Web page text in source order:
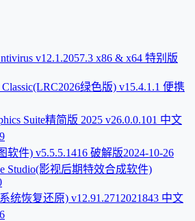
v12.1.2057.3 x86 & x64 特别版
绿色版) v15.4.1.1 便携
Suite精简版 2025 v26.0.0.101 中文
软件) v5.5.5.1416 破解版2024-10-26
Studio(影视后期特效合成软件)
统恢复还原) v12.91.2712021843 中文